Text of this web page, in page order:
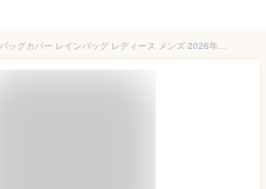
wpc w.p.c レインバッグカバー レインバッグ レディース メンズ 2026年春夏新作 エコバック サブバッグ トートバック パッカブル 雨具 撥水 防水 かわいい おしゃれ 折りたたみ コンパクト ブランド RBC01 [CP発送]